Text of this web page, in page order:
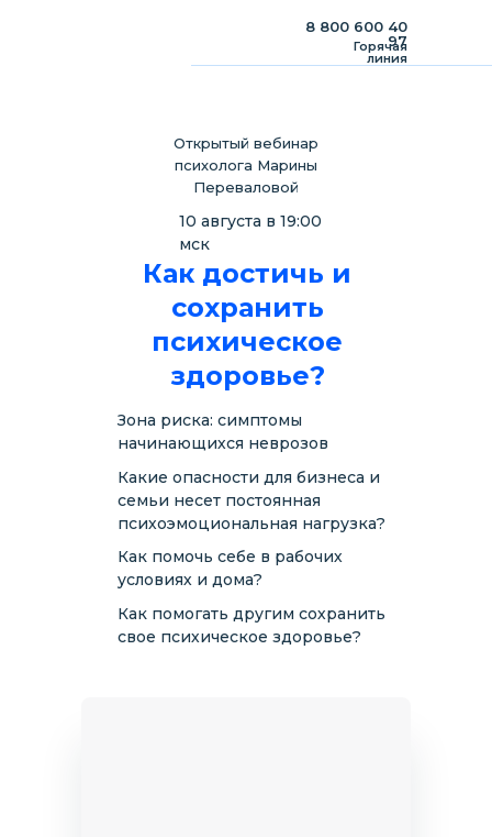
Горячая
линия
8 800 600 40
97
Зона риска: симптомы
начинающихся неврозов
Какие опасности для бизнеса и
семьи несет постоянная
психоэмоциональная нагрузка?
Как достичь и
сохранить
психическое
здоровье?
Как помогать другим сохранить
свое психическое здоровье?
Как помочь себе в рабочих
условиях и дома?
10 августа в 19:00
мск
Открытый вебинар
психолога Марины
Переваловой